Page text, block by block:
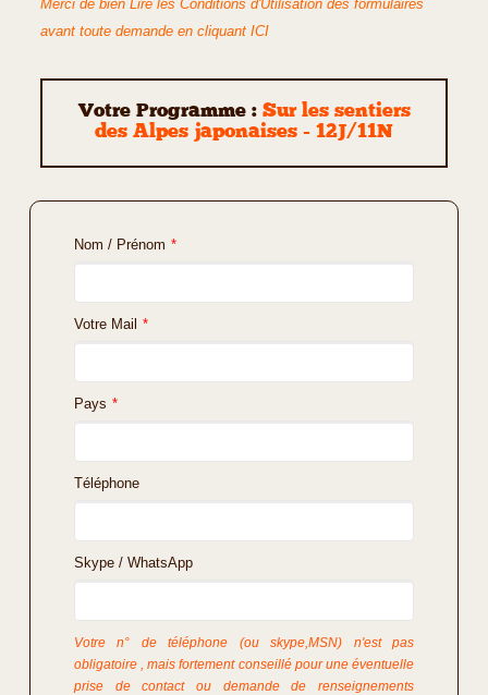
Merci de bien Lire les Conditions d'Utilisation des formulaires
avant toute demande en cliquant ICI
Votre Programme : Sur les sentiers
des Alpes japonaises - 12J/11N
Nom / Prénom *
Votre Mail *
Pays *
Téléphone
Skype / WhatsApp
Votre n° de téléphone (ou skype,MSN) n'est pas
obligatoire , mais fortement conseillé pour une éventuelle
prise de contact ou demande de renseignements